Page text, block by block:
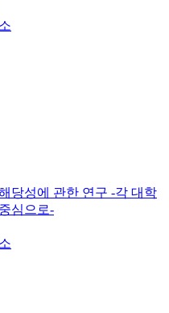
당성에 관한 연구 -각 대학
심으로-